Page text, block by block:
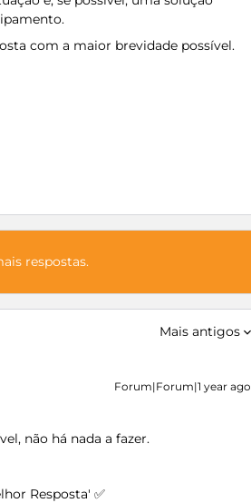
com a maior brevidade possível.
respostas.
Mais antigos
Forum|Forum|1 year ago
não há nada a fazer.
Resposta' ✅